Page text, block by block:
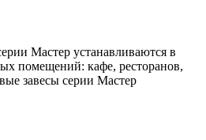
Мастер устанавливаются в
помещений: кафе, ресторанов,
завесы серии Мастер